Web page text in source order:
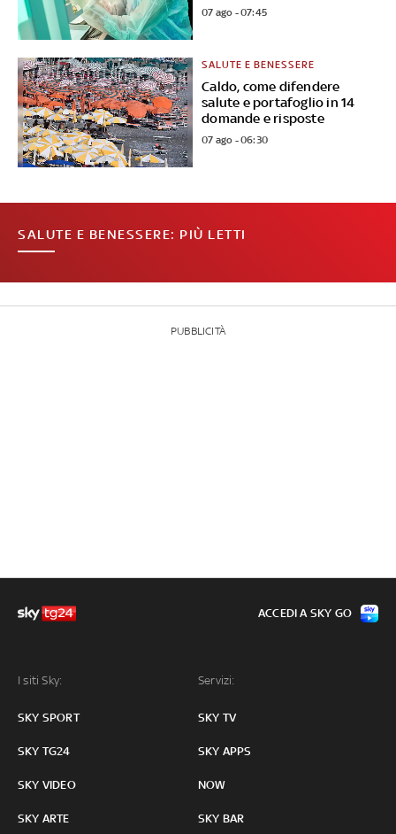
07 ago - 07:45
Caldo, come difendere
salute e portafoglio in 14
domande e risposte
SALUTE E BENESSERE
07 ago - 06:30
SALUTE E BENESSERE: PIÙ LETTI
PUBBLICITÀ
I siti Sky:
SKY SPORT
SKY TG24
SKY VIDEO
SKY ARTE
Servizi:
SKY TV
SKY APPS
NOW
SKY BAR
ACCEDI A SKY GO